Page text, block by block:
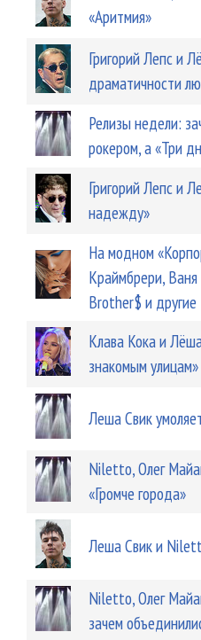
«Аритмия»
Григорий Лепс и
драматичности
Релизы недели:
рокером, а «Три
Григорий Лепс и
надежду»
На модном
Краймбрери,
Brother$ и другие
Клава Кока и
знакомым улицам»
Леша Свик
Niletto, Олег
«Громче города»
Леша Свик и
Niletto, Олег
зачем